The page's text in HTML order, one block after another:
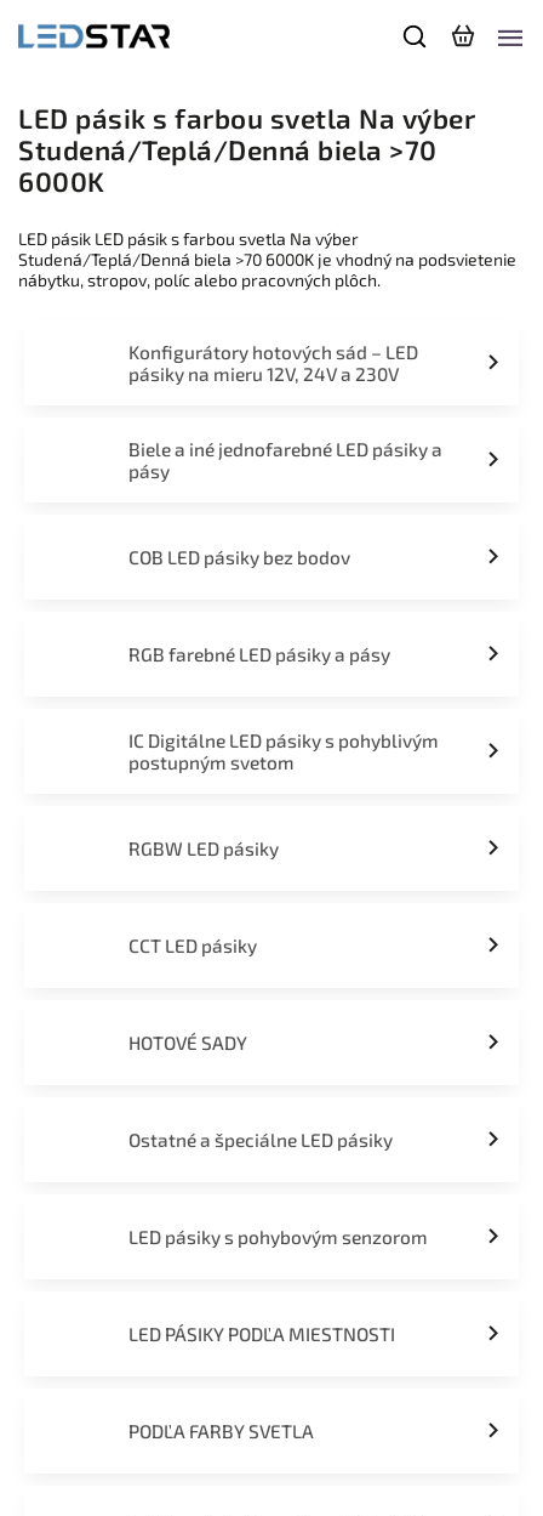
LED pásik s farbou svetla Na výber
Studená/Teplá/Denná biela >70
6000K
LED pásik LED pásik s farbou svetla Na výber
Studená/Teplá/Denná biela >70 6000K je vhodný na podsvietenie
nábytku, stropov, políc alebo pracovných plôch.
Konfigurátory hotových sád – LED
pásiky na mieru 12V, 24V a 230V
Biele a iné jednofarebné LED pásiky a
pásy
COB LED pásiky bez bodov
RGB farebné LED pásiky a pásy
IC Digitálne LED pásiky s pohyblivým
postupným svetom
RGBW LED pásiky
CCT LED pásiky
HOTOVÉ SADY
Ostatné a špeciálne LED pásiky
LED pásiky s pohybovým senzorom
LED PÁSIKY PODĽA MIESTNOSTI
PODĽA FARBY SVETLA